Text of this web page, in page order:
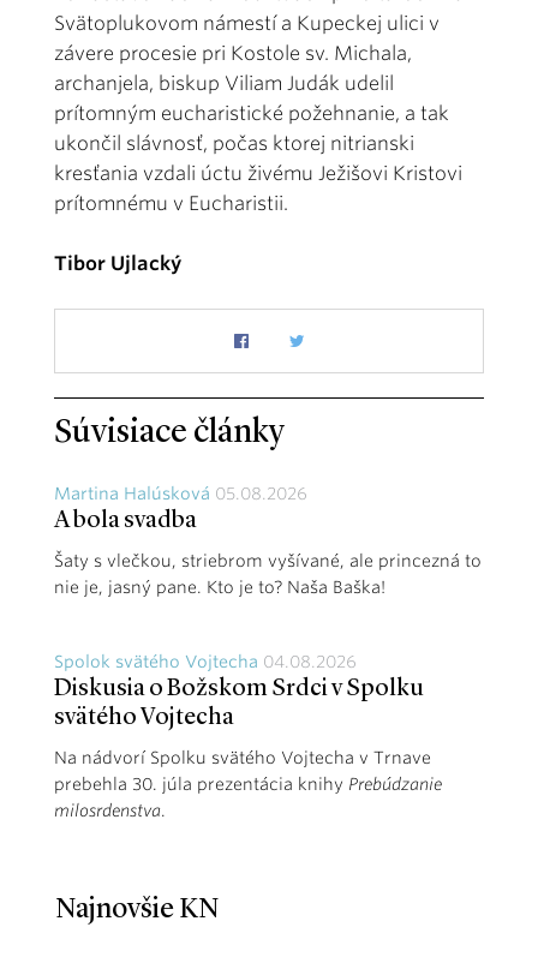
Svätoplukovom námestí a Kupeckej ulici v
závere procesie pri Kostole sv. Michala,
archanjela, biskup Viliam Judák udelil
prítomným eucharistické požehnanie, a tak
ukončil slávnosť, počas ktorej nitrianski
kresťania vzdali úctu živému Ježišovi Kristovi
prítomnému v Eucharistii.
Tibor Ujlacký
Súvisiace články
Martina Halúsková 05.08.2026
A bola svadba
Šaty s vlečkou, striebrom vyšívané, ale princezná to
nie je, jasný pane. Kto je to? Naša Baška!
Spolok svätého Vojtecha 04.08.2026
Diskusia o Božskom Srdci v Spolku
svätého Vojtecha
Na nádvorí Spolku svätého Vojtecha v Trnave
prebehla 30. júla prezentácia knihy Prebúdzanie
milosrdenstva.
Najnovšie KN